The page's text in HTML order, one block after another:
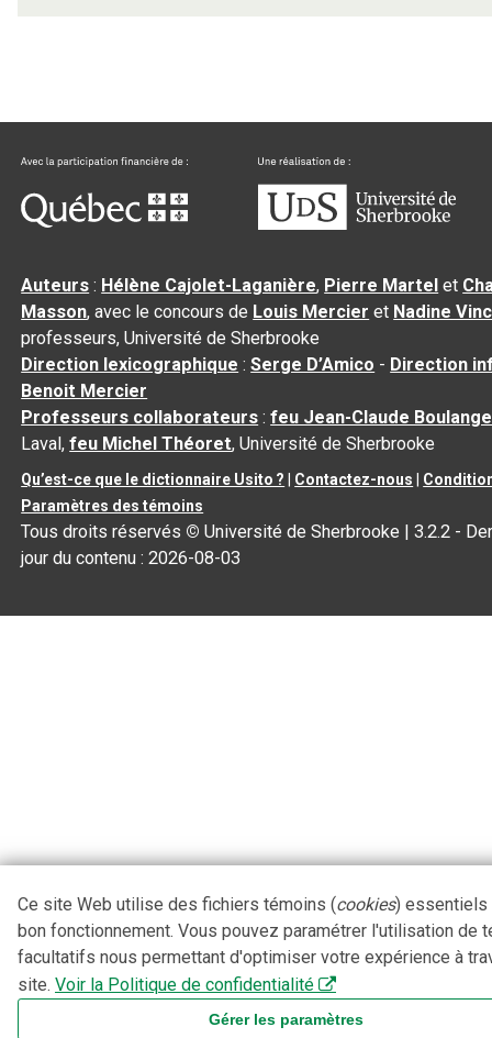
Auteurs : Hélène Cajolet-Laganière, Pierre Martel et
Masson, avec le concours de Louis Mercier et Nadine
professeurs, Université de Sherbrooke
Direction lexicographique :Serge D’Amico - Direction
Benoit Mercier
Professeurs collaborateurs :feu Jean-Claude
Laval,feu Michel Théoret, Université de Sherbrooke
Qu’est-ce que le dictionnaire Usito ? Contactez-nous
Paramètres des témoins
Tous droits réservés © Université de Sherbrooke |3.2.2 -
jour du contenu :2026-08-03
Ce site Web utilise des fichiers témoins (cookies) essentiels
bon fonctionnement. Vous pouvez paramétrer l'utilisation de
facultatifs nous permettant d'optimiser votre expérience à
site. Voir la Politique de confidentialité
Gérer les paramètres